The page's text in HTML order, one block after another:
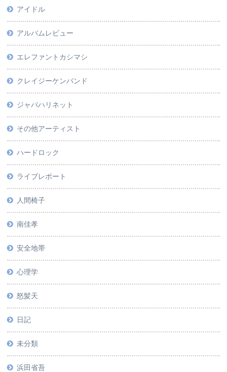
アイドル
アルバムレビュー
エレファントカシマシ
クレイジーケンバンド
ジャパハリネット
その他アーティスト
ハードロック
ライブレポート
人間椅子
南佳孝
安全地帯
心理学
怒髪天
日記
未分類
浜田省吾